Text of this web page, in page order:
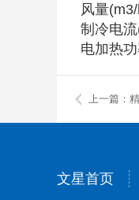
风量
制冷电流
电加热
上一篇：
文星首页